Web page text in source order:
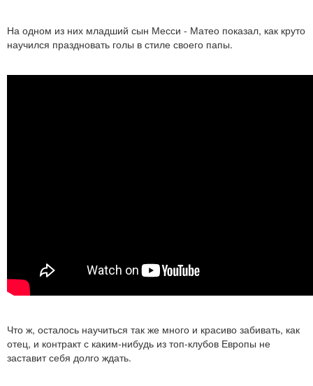
На одном из них младший сын Месси - Матео показал, как круто
научился праздновать голы в стиле своего папы.
Что ж, осталось научиться так же много и красиво забивать, как
отец, и контракт с каким-нибудь из топ-клубов Европы не
заставит себя долго ждать.